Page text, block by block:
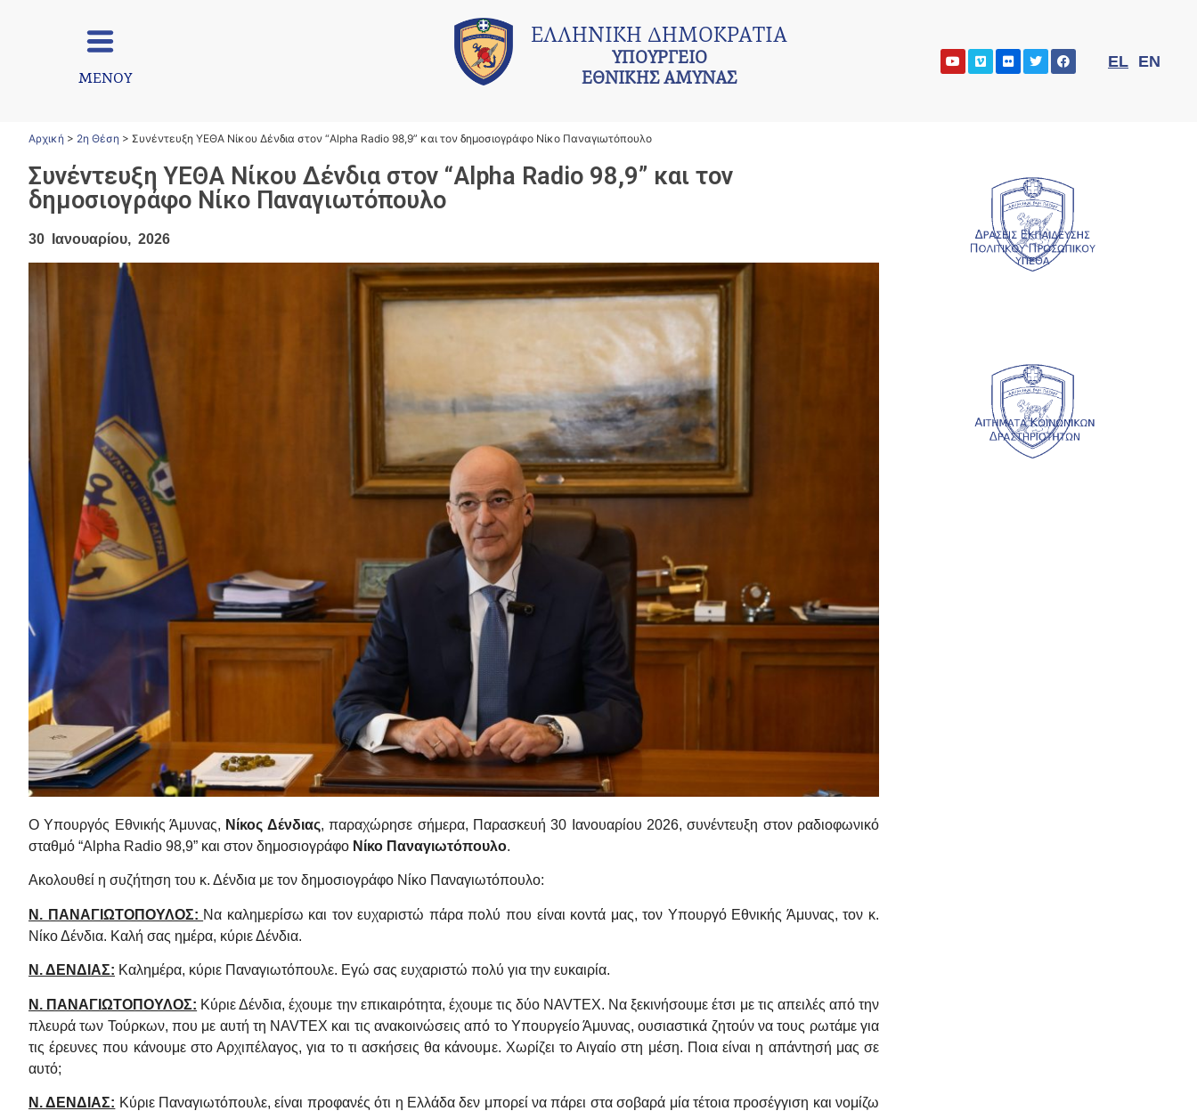
ΜΕΝΟΥ
ΕΛΛΗΝΙΚΗ ΔΗΜΟΚΡΑΤΙΑ
ΥΠΟΥΡΓΕΙΟ
ΕΘΝΙΚΗΣ ΑΜΥΝΑΣ
EL EN
Αρχική > 2η Θέση > Συνέντευξη ΥΕΘΑ Νίκου Δένδια στον “Alpha Radio 98,9” και τον δημοσιογράφο Νίκο Παναγιωτόπουλο
Συνέντευξη ΥΕΘΑ Νίκου Δένδια στον “Alpha Radio 98,9” και τον
δημοσιογράφο Νίκο Παναγιωτόπουλο
30 Ιανουαρίου, 2026
Ο Υπουργός Εθνικής Άμυνας, Νίκος Δένδιας, παραχώρησε σήμερα, Παρασκευή 30 Ιανουαρίου 2026, συνέντευξη στον ραδιοφωνικό
σταθμό “Alpha Radio 98,9” και στον δημοσιογράφο Νίκο Παναγιωτόπουλο.
Ακολουθεί η συζήτηση του κ. Δένδια με τον δημοσιογράφο Νίκο Παναγιωτόπουλο:
Ν. ΠΑΝΑΓΙΩΤΟΠΟΥΛΟΣ: Να καλημερίσω και τον ευχαριστώ πάρα πολύ που είναι κοντά μας, τον Υπουργό Εθνικής Άμυνας, τον κ.
Νίκο Δένδια. Καλή σας ημέρα, κύριε Δένδια.
Ν. ΔΕΝΔΙΑΣ: Καλημέρα, κύριε Παναγιωτόπουλε. Εγώ σας ευχαριστώ πολύ για την ευκαιρία.
Ν. ΠΑΝΑΓΙΩΤΟΠΟΥΛΟΣ: Κύριε Δένδια, έχουμε την επικαιρότητα, έχουμε τις δύο NAVTEX. Να ξεκινήσουμε έτσι με τις απειλές από την
πλευρά των Τούρκων, που με αυτή τη NAVTEX και τις ανακοινώσεις από το Υπουργείο Άμυνας, ουσιαστικά ζητούν να τους ρωτάμε για
τις έρευνες που κάνουμε στο Αρχιπέλαγος, για το τι ασκήσεις θα κάνουμε. Χωρίζει το Αιγαίο στη μέση. Ποια είναι η απάντησή μας σε
αυτό;
Ν. ΔΕΝΔΙΑΣ: Κύριε Παναγιωτόπουλε, είναι προφανές ότι η Ελλάδα δεν μπορεί να πάρει στα σοβαρά μία τέτοια προσέγγιση και νομίζω